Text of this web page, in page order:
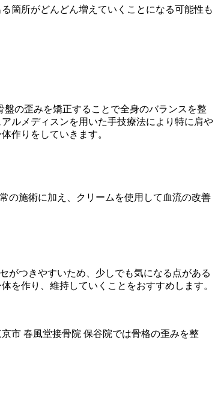
箇所がどんどん増えていくことになる可能性も
の歪みを矯正することで全身のバランスを整
ルメディスンを用いた手技療法により特に肩や
作りをしていきます。
の施術に加え、クリームを使用して血流の改善
がつきやすいため、少しでも気になる点がある
を作り、維持していくことをおすすめします。
市 春風堂接骨院 保谷院では骨格の歪みを整